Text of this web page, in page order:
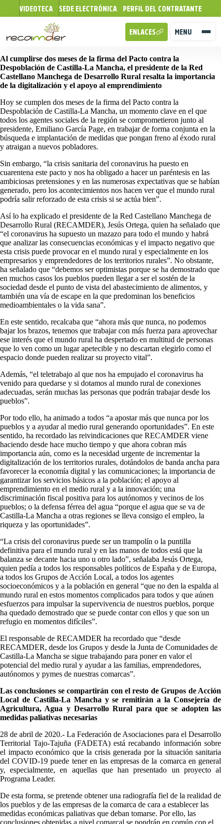
VIDEOTECA SEDE ELECTRÓNICA PERFIL DEL CONTRATANTE
MENU
ENLACES
Al cumplirse dos meses de la firma del Pacto contra la
Despoblación de Castilla-La Mancha, el presidente de la Red
Castellano Manchega de Desarrollo Rural resalta la importancia
de la digitalización y el apoyo al emprendimiento
Hoy se cumplen dos meses de la firma del Pacto contra la
Despoblación de Castilla-La Mancha, un momento clave en el que
todos los agentes sociales de la región se comprometieron junto al
presidente, Emiliano García Page, en trabajar de forma conjunta en la
búsqueda e implantación de medidas que pongan freno al éxodo rural
y atraigan a nuevos pobladores.
Sin embargo, “la crisis sanitaria del coronavirus ha puesto en
cuarentena este pacto y nos ha obligado a hacer un paréntesis en las
ambiciosas pretensiones y en las numerosas expectativas que se habían
generado, pero los acontecimientos nos hacen ver que el mundo rural
podría salir reforzado de esta crisis si se actúa bien”.
Así lo ha explicado el presidente de la Red Castellano Manchega de
Desarrollo Rural (RECAMDER), Jesús Ortega, quien ha señalado que
“el coronavirus ha supuesto un mazazo para todo el mundo y habrá
que analizar las consecuencias económicas y el impacto negativo que
esta crisis puede provocar en el mundo rural y especialmente en los
empresarios y emprendedores de los territorios rurales”. No obstante,
ha señalado que “debemos ser optimistas porque se ha demostrado que
en muchos casos los pueblos pueden llegar a ser el sostén de la
sociedad desde el punto de vista del abastecimiento de alimentos, y
también una vía de escape en la que predominan los beneficios
medioambientales o la vida sana”.
En este sentido, recalcaba que “ahora más que nunca, no podemos
bajar los brazos, tenemos que trabajar con más fuerza para aprovechar
ese interés que el mundo rural ha despertado en multitud de personas
que lo ven como un lugar apetecible y no descartan elegirlo como el
espacio donde pueden realizar su proyecto vital”.
Además, “el teletrabajo al que nos ha empujado el coronavirus ha
venido para quedarse y si dotamos al mundo rural de conexiones
adecuadas, serán muchas las personas que podrán trabajar desde los
pueblos”.
Por todo ello, ha animado a todos “a apostar más que nunca por los
pueblos y a ayudar al medio rural generando oportunidades”. En este
sentido, ha recordado las reivindicaciones que RECAMDER viene
haciendo desde hace mucho tiempo y que ahora cobran más
importancia aún, como es la necesidad urgente de incrementar la
digitalización de los territorios rurales, dotándolos de banda ancha para
favorecer la economía digital y las comunicaciones; la importancia de
garantizar los servicios básicos a la población; el apoyo al
emprendimiento en el medio rural y a la innovación; una
discriminación fiscal positiva para los autónomos y vecinos de los
pueblos; o la defensa férrea del agua “porque el agua que se va de
Castilla-La Mancha a otras regiones se lleva consigo el empleo, la
riqueza y las oportunidades”.
“La crisis del coronavirus puede ser un trampolín o la puntilla
definitiva para el mundo rural y en las manos de todos está que la
balanza se decante hacia uno u otro lado”, señalaba Jesús Ortega,
quien pedía a todos los responsables políticos de España y de Europa,
a todos los Grupos de Acción Local, a todos los agentes
socioeconómicos y a la población en general “que no den la espalda al
mundo rural en estos momentos complicados para todos y que aúnen
esfuerzos para impulsar la supervivencia de nuestros pueblos, porque
ha quedado demostrado que se puede contar con ellos y que son un
refugio en momentos difíciles”.
El responsable de RECAMDER ha recordado que “desde
RECAMDER, desde los Grupos y desde la Junta de Comunidades de
Castilla-La Mancha se sigue trabajando para poner en valor el
potencial del medio rural y ayudar a las familias, emprendedores,
autónomos y pymes de nuestras comarcas”.
Las conclusiones se compartirán con el resto de Grupos de Acción
Local de Castilla-La Mancha y se remitirán a la Consejería de
Agricultura, Agua y Desarrollo Rural para que se adopten las
medidas paliativas necesarias
28 de abril de 2020.- La Federación de Asociaciones para el Desarrollo
Territorial Tajo-Tajuña (FADETA) está recabando información sobre
el impacto económico que la crisis generada por la situación sanitaria
del COVID-19 puede tener en las empresas de la comarca en general
y, especialmente, en aquellas que han presentado un proyecto al
Programa Leader.
De esta forma, se pretende obtener una radiografía fiel de la realidad de
los pueblos y de las empresas de la comarca de cara a establecer las
medidas económicas paliativas que deban tomarse. Por ello, las
conclusiones obtenidas a nivel comarcal se pondrán en común con el